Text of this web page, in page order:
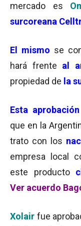
mercado es
surcoreana
El mismo se
hará frente al
propiedad de la
Esta aprobación
que en la
trato con los
empresa local
este producto
Ver acuerdo
Xolair fue